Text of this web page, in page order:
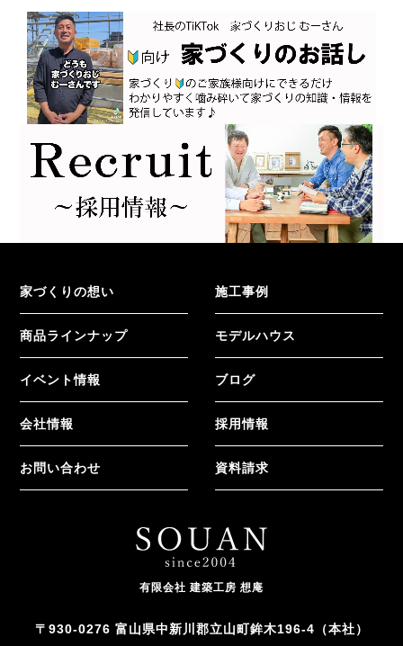
家づくりの想い 施工事例
商品ラインナップ モデルハウス
イベント情報 ブログ
会社情報 採用情報
お問い合わせ 資料請求
有限会社 建築工房 想庵
〒930-0276 富山県中新川郡立山町鉾木196-4（本社）